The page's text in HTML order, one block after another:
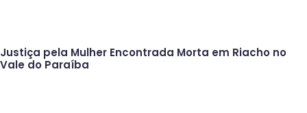
Justiça pela Mulher Encontrada Morta em Riacho no
Vale do Paraíba